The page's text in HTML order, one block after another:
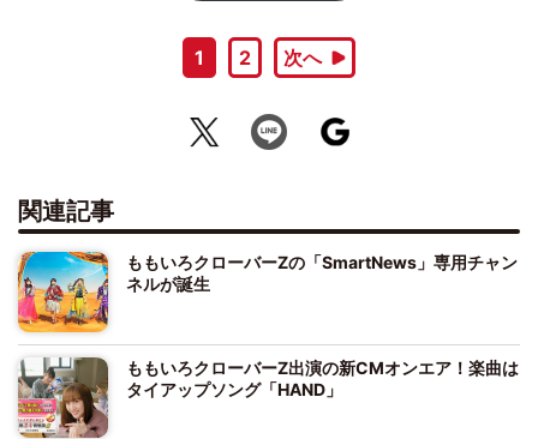
1 2 次へ
関連記事
ももいろクローバーZの「SmartNews」専用チャン
ネルが誕生
ももいろクローバーZ出演の新CMオンエア！楽曲は
タイアップソング「HAND」